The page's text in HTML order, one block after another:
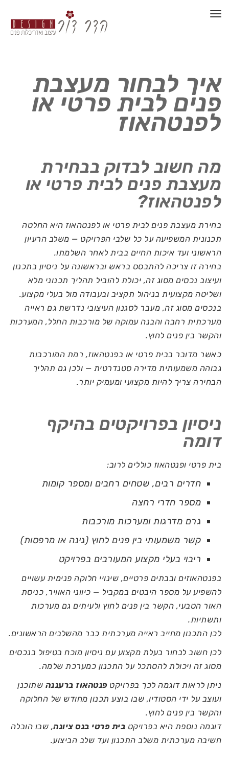
תפריט
איך לבחור מעצבת
פנים לבית פרטי או
לפנטהאוז
מה חשוב לבדוק בבחירת
מעצבת פנים לבית פרטי או
לפנטהאוז?
בחירת מעצבת פנים לבית פרטי או לפנטהאוז היא החלטה
תכנונית המשפיעה על כל שלבי הפרויקט — משלב הרעיון
הראשוני ועד איכות החיים בבית לאחר השלמתו.
בחירה זו צריכה להתבסס בראש ובראשונה על ניסיון בתכנון
ועיצוב נכסים מסוג זה, יכולת להוביל תהליך תכנוני מלא
ושליטה מקצועית בניהול תקציב ובעבודה מול בעלי מקצוע.
בנכסים מסוג זה, מעבר לסגנון העיצובי נדרשת גם ראייה
מערכתית רחבה והבנה עמוקה של מורכבות החלל, המערכות
והקשר בין פנים לחוץ.
כאשר מדובר בבית פרטי או בפנטהאוז, רמת המורכבות
גבוהה משמעותית מדירה סטנדרטית — ולכן גם תהליך
הבחירה צריך להיות מקצועי ומעמיק יותר.
ניסיון בפרויקטים בהיקף
דומה
בית פרטי ופנטהאוז כוללים לרוב:
חדרים רבים, שטחים רחבים ומספר קומות
מספר חדרי רחצה
גרם מדרגות ומערכות מורכבות
קשר משמעותי בין פנים לחוץ (גינה או מרפסות)
ריבוי בעלי מקצוע המעורבים בפרויקט
בפנטהאוזים ובבתים פרטיים, שינויי חלוקה פנימית עשויים
להשפיע על מספר היבטים במקביל — כיווני האוויר, כניסת
האור הטבעי, הקשר בין פנים לחוץ ולעיתים גם מערכות
ותשתיות.
לכן התכנון מחייב ראייה מערכתית כבר מהשלבים הראשונים.
לכן חשוב לבחור בעלת מקצוע עם ניסיון מוכח בטיפול בנכסים
מסוג זה ויכולת להסתכל על התכנון כמערכת שלמה.
ניתן לראות דוגמה לכך בפרויקטפנטהאוז ברעננה שתוכנן
ועוצב על ידי הסטודיו, שבו בוצע תכנון מחודש של החלוקה
והקשר בין פנים לחוץ.
דוגמה נוספת היא בפרויקט בית פרטי בנס ציונה, שבו הובלה
חשיבה מערכתית משלב התכנון ועד שלב הביצוע.